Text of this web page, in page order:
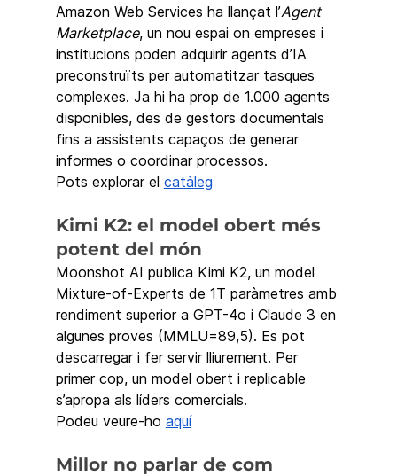
Amazon Web Services ha llançat l’Agent
Marketplace, un nou espai on empreses i
institucions poden adquirir agents d’IA
preconstruïts per automatitzar tasques
complexes. Ja hi ha prop de 1.000 agents
disponibles, des de gestors documentals
fins a assistents capaços de generar
informes o coordinar processos.
Pots explorar el catàleg
Kimi K2: el model obert més
potent del món
Moonshot AI publica Kimi K2, un model
Mixture-of-Experts de 1T paràmetres amb
rendiment superior a GPT-4o i Claude 3 en
algunes proves (MMLU=89,5). Es pot
descarregar i fer servir lliurement. Per
primer cop, un model obert i replicable
s’apropa als líders comercials.
Podeu veure-ho aquí
Millor no parlar de com